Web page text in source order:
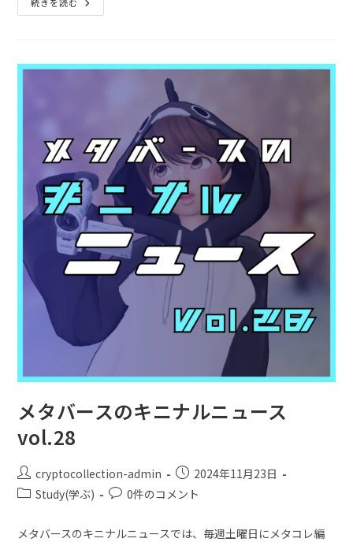
続きを読む
メタバースのキニナルニュース
vol.28
cryptocollection-admin
2024年11月23日
Study(学ぶ)
0件のコメント
メタバースのキニナルニュースでは、毎週土曜日にメタコレ編